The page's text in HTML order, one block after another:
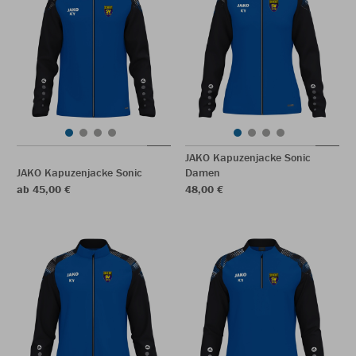
JAKO Kapuzenjacke Sonic
ab 45,00 €
JAKO Kapuzenjacke Sonic
Damen
48,00 €